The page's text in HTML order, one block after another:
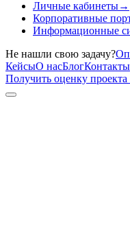
Личные кабинеты→
Корпоративные
Информационные
Не нашли свою задачу?
КейсыО насБлогКонтакты
Получить оценку проекта